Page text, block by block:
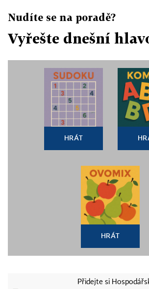
Nudíte se na poradě?
Vyřešte dnešní
HRÁT
HRÁT
Přidejte si